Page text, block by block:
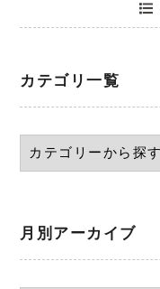
カテゴリ一覧
月別アーカイブ